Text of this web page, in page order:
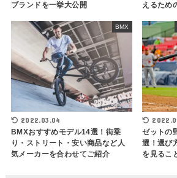
ブランドを一挙大公開
えるため
BMX
2022.03.04
BMXおすすめモデル14選！街乗
り・ストリート・安い商品など人
気メーカーを合わせてご紹介
ゼットの
選！選び
を見るこ